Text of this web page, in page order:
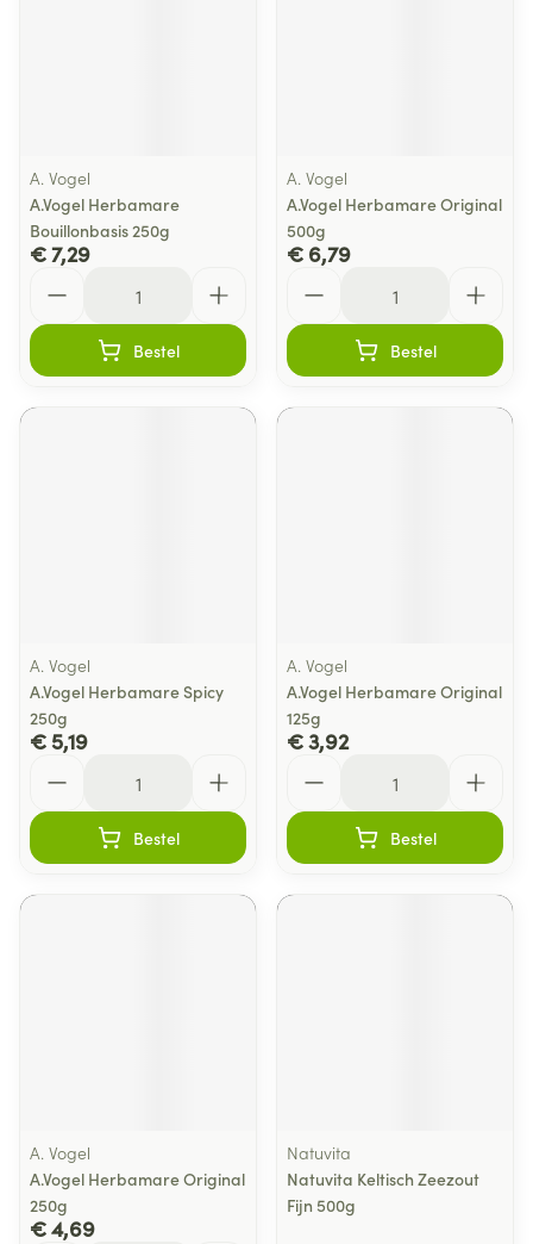
A. Vogel
A.Vogel Herbamare
Bouillonbasis 250g
€ 7,29
Bestel
A. Vogel
A.Vogel Herbamare Original
500g
€ 6,79
Bestel
A. Vogel
A.Vogel Herbamare Spicy
250g
€ 5,19
Bestel
A. Vogel
A.Vogel Herbamare Original
125g
€ 3,92
Bestel
A. Vogel
A.Vogel Herbamare Original
250g
€ 4,69
Natuvita
Natuvita Keltisch Zeezout
Fijn 500g